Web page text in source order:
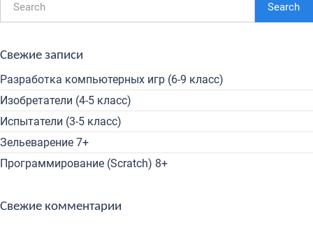
Search
Свежие записи
Разработка компьютерных игр (6-9 класс)
Изобретатели (4-5 класс)
Испытатели (3-5 класс)
Зельеварение 7+
Программирование (Scratch) 8+
Свежие комментарии